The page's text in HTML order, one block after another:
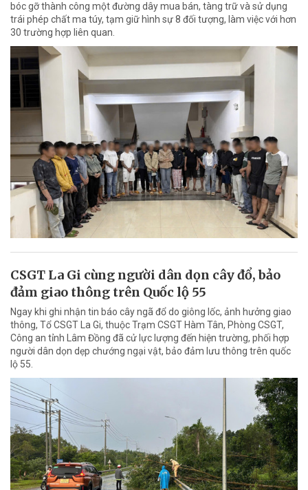
bóc gỡ thành công một đường dây mua bán, tàng trữ và sử dụng
trái phép chất ma túy, tạm giữ hình sự 8 đối tượng, làm việc với hơn
30 trường hợp liên quan.
CSGT La Gi cùng người dân dọn cây đổ, bảo
đảm giao thông trên Quốc lộ 55
Ngay khi ghi nhận tin báo cây ngã đổ do giông lốc, ảnh hưởng giao
thông, Tổ CSGT La Gi, thuộc Trạm CSGT Hàm Tân, Phòng CSGT,
Công an tỉnh Lâm Đồng đã cử lực lượng đến hiện trường, phối hợp
người dân dọn dẹp chướng ngại vật, bảo đảm lưu thông trên quốc
lộ 55.